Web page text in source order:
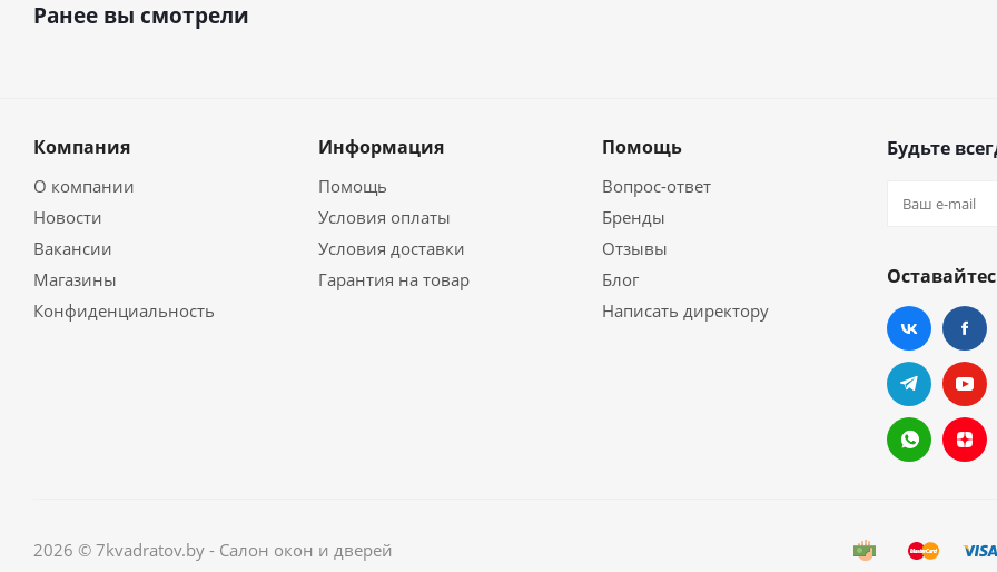
Ранее вы смотрели
Компания
О компании
Новости
Вакансии
Магазины
Конфиденциальность
Информация
Помощь
Условия оплаты
Условия доставки
Гарантия на товар
Помощь
Вопрос-ответ
Бренды
Отзывы
Блог
Написать директору
Будьте
2026 © 7kvadratov.by - Салон окон и дверей